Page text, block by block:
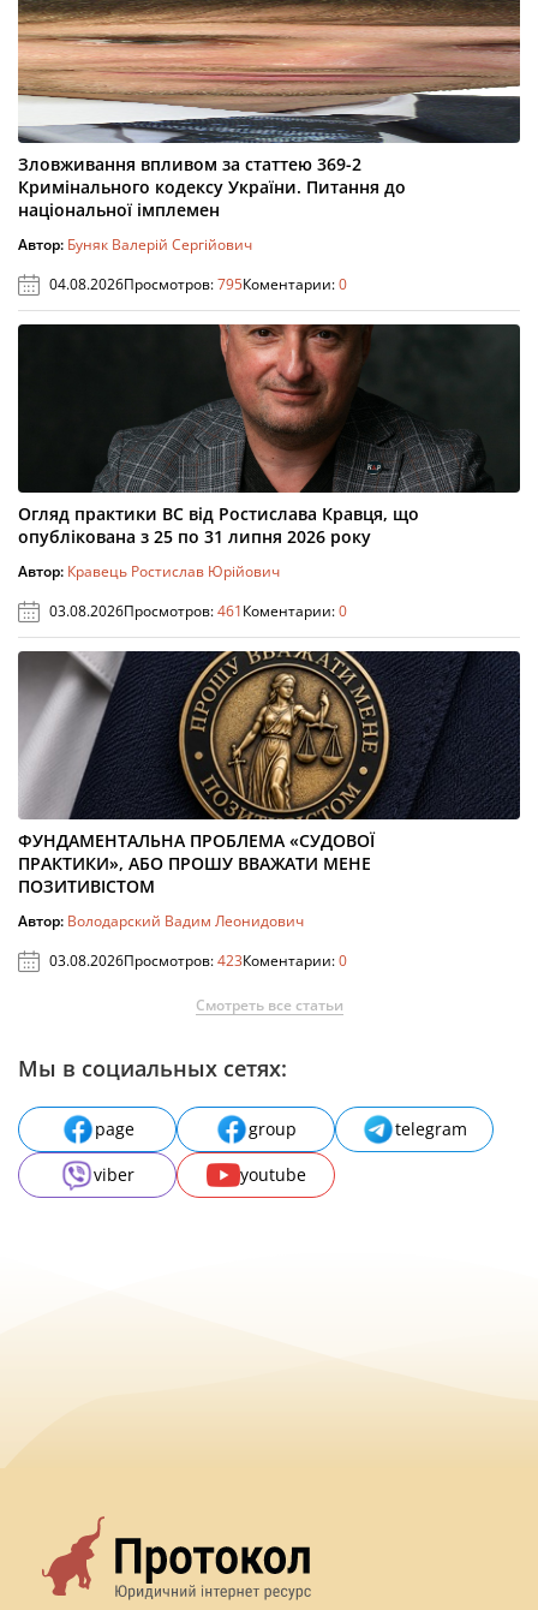
Зловживання впливом за статтею 369-2
Кримінального кодексу України. Питання до
національної імплемен
Автор: Буняк Валерій Сергійович
04.08.2026Просмотров:795Коментарии:0
Огляд практики ВС від Ростислава Кравця, що
опублікована з 25 по 31 липня 2026 року
Автор: Кравець Ростислав Юрійович
03.08.2026Просмотров:461Коментарии:0
ФУНДАМЕНТАЛЬНА ПРОБЛЕМА «СУДОВОЇ
ПРАКТИКИ», АБО ПРОШУ ВВАЖАТИ МЕНЕ
ПОЗИТИВІСТОМ
Автор: Володарский Вадим Леонидович
03.08.2026Просмотров:423Коментарии:0
Смотреть все статьи
Мы в социальных сетях:
page group
telegram
viber
youtube